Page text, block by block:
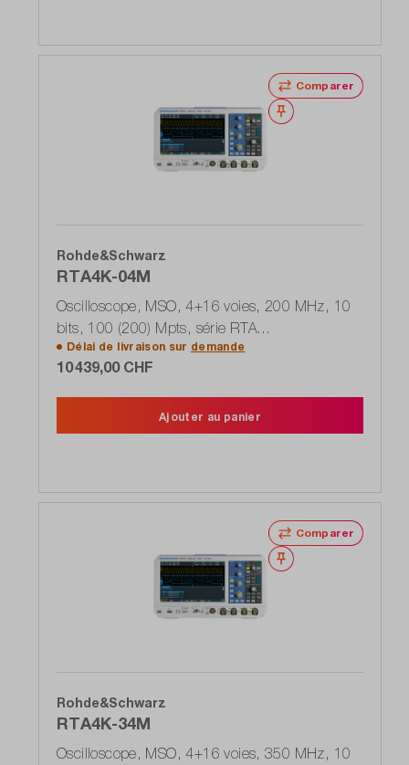
Comparer
Noter
Rohde&Schwarz
RTA4K-04M
Oscilloscope, MSO, 4+16 voies, 200 MHz, 10
bits, 100 (200) Mpts, série RTA
(1335.7700P05)
Délai de livraison sur demande
10 439,00 CHF
Ajouter au panier
Comparer
Noter
Rohde&Schwarz
RTA4K-34M
Oscilloscope, MSO, 4+16 voies, 350 MHz, 10